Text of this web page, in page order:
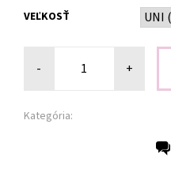
VEĽKOSŤ
- +
Kategória: